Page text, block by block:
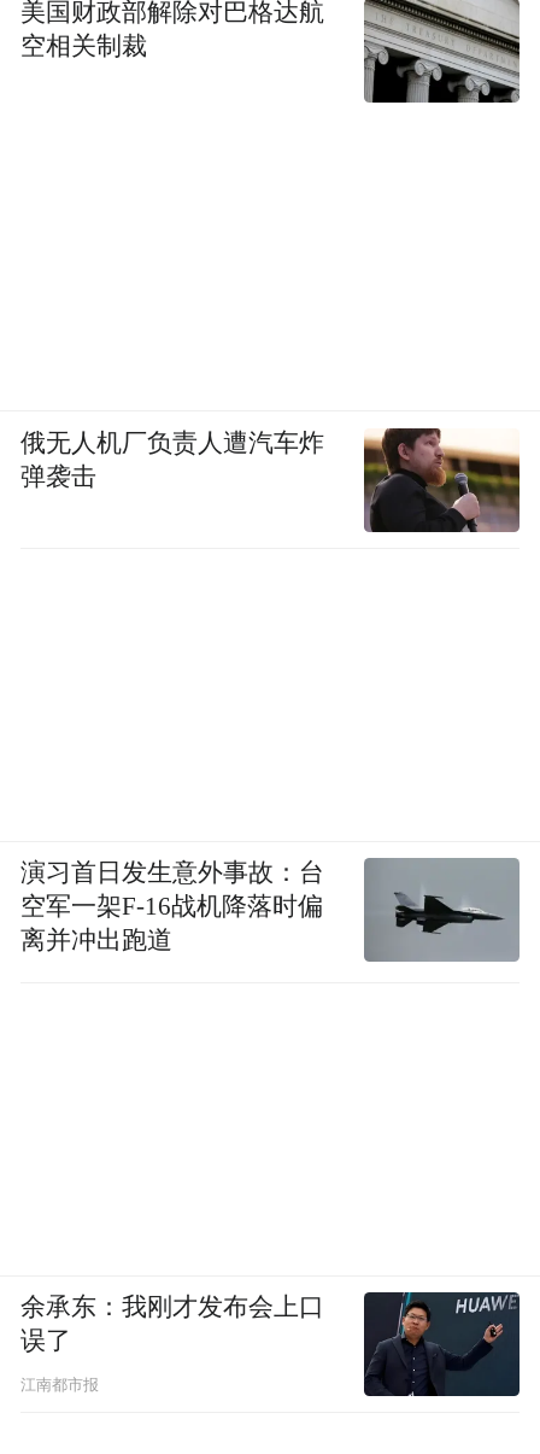
美国财政部解除对巴格达航
空相关制裁
俄无人机厂负责人遭汽车炸
弹袭击
演习首日发生意外事故：台
空军一架F-16战机降落时偏
离并冲出跑道
余承东：我刚才发布会上口
误了
江南都市报